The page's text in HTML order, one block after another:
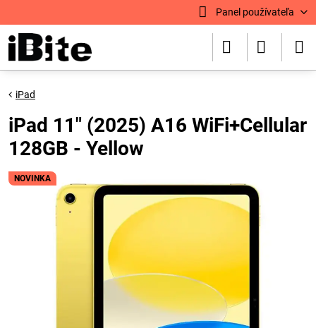
Panel používateľa
NOVINKA
iPad
iPad 11" (2025) A16 WiFi+Cellular
128GB - Yellow